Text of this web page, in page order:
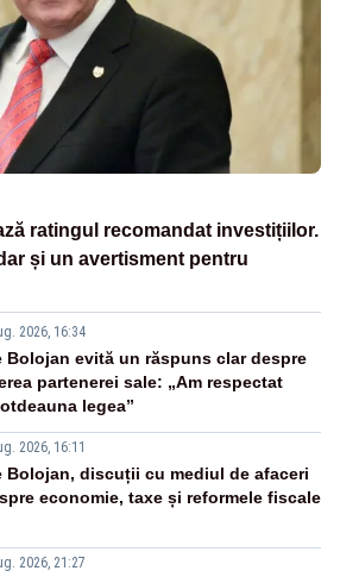
ratingul recomandat investițiilor.
și un avertisment pentru
2026, 16:34
Bolojan evită un răspuns clar despre
partenerei sale: „Am respectat
legea”
2026, 16:11
Bolojan, discuții cu mediul de afaceri
economie, taxe și reformele fiscale
2026, 21:27